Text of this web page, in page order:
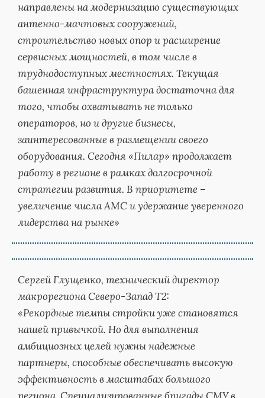
направлены на модернизацию существующих
антенно-мачтовых сооружений,
строительство новых опор и расширение
сервисных мощностей, в том числе в
труднодоступных местностях. Текущая
башенная инфраструктура достаточна для
того, чтобы охватывать не только
операторов, но и другие бизнесы,
заинтересованные в размещении своего
оборудования. Сегодня «Пилар» продолжает
работу в регионе в рамках долгосрочной
стратегии развития. В приоритете –
увеличение числа АМС и удержание уверенного
лидерства на рынке»
Сергей Глущенко, технический директор
макрорегиона Северо-Запад T2:
«Рекордные темпы стройки уже становятся
нашей привычкой. Но для выполнения
амбициозных целей нужны надежные
партнеры, способные обеспечивать высокую
эффективность в масштабах большого